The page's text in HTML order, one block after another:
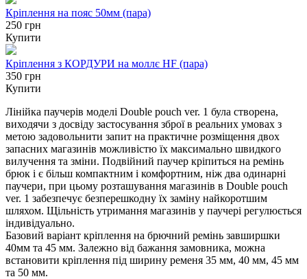
Кріплення на пояс 50мм (пара)
250 грн
Купити
Кріплення з КОРДУРИ на моллє HF (пара)
350 грн
Купити
Лінійка паучерів моделі Double pouch ver. 1 була створена,
виходячи з досвіду застосування зброї в реальних умовах з
метою задовольнити запит на практичне розміщення двох
запасних магазинів можливістю їх максимально швидкого
вилучення та зміни. Подвійний паучер кріпиться на ремінь
брюк і є більш компактним і комфортним, ніж два одинарні
паучери, при цьому розташування магазинів в Double pouch
ver. 1 забезпечує безперешкодну їх заміну найкоротшим
шляхом. Щільність утримання магазинів у паучері регулюється
індивідуально.
Базовий варіант кріплення на брючний ремінь завширшки
40мм та 45 мм. Залежно від бажання замовника, можна
встановити кріплення під ширину ременя 35 мм, 40 мм, 45 мм
та 50 мм.